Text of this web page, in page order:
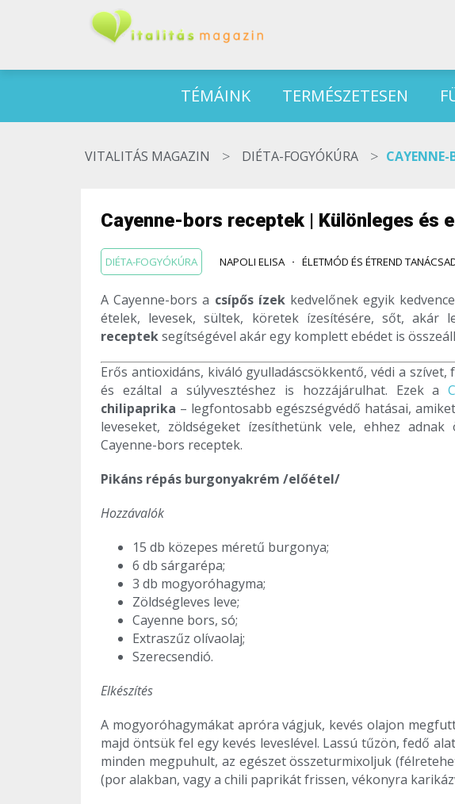
TÉMÁINK TERMÉSZETESEN
VITALITÁS MAGAZIN > DIÉTA-FOGYÓKÚRA > CAYENNE-
Cayenne-bors receptek | Különleges és
DIÉTA-FOGYÓKÚRA NAPOLI ELISA ÉLETMÓD ÉS ÉTREND
A Cayenne-bors a csípős ízekkedvelőnek egyik
ételek, levesek, sültek, köretek ízesítésére, sőt, akár
recepteksegítségével akár egy komplett ebédet is
Erős antioxidáns, kiváló gyulladáscsökkentő, védi a
és ezáltal a súlyvesztéshez is hozzájárulhat. Ezek a
chilipaprika – legfontosabb egészségvédő hatásai,
leveseket, zöldségeket ízesíthetünk vele, ehhez
Cayenne-bors receptek.
Pikáns répás burgonyakrém /előétel/
Hozzávalók
15 db közepes méretű burgonya;
6 db sárgarépa;
3 db mogyoróhagyma;
Zöldségleves leve;
Cayenne bors, só;
Extraszűz olívaolaj;
Szerecsendió.
Elkészítés
A mogyoróhagymákat apróra vágjuk, kevés olajon
majd öntsük fel egy kevés leveslével. Lassú tűzön, fedő
minden megpuhult, az egészet összeturmixoljuk
(por alakban, vagy a chili paprikát frissen, vékonyra